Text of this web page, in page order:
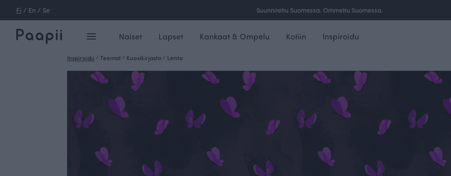
Fi / En / Se Suunniteltu Suomessa. Ommeltu Suomessa.
Naiset Lapset Kankaat & Ompelu Kotiin Inspiroidu
Inspiroidu / Teemat / Kuosikirjasto / Lento